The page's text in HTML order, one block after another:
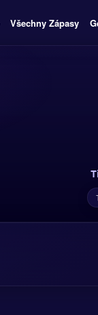
Všechny Zápasy